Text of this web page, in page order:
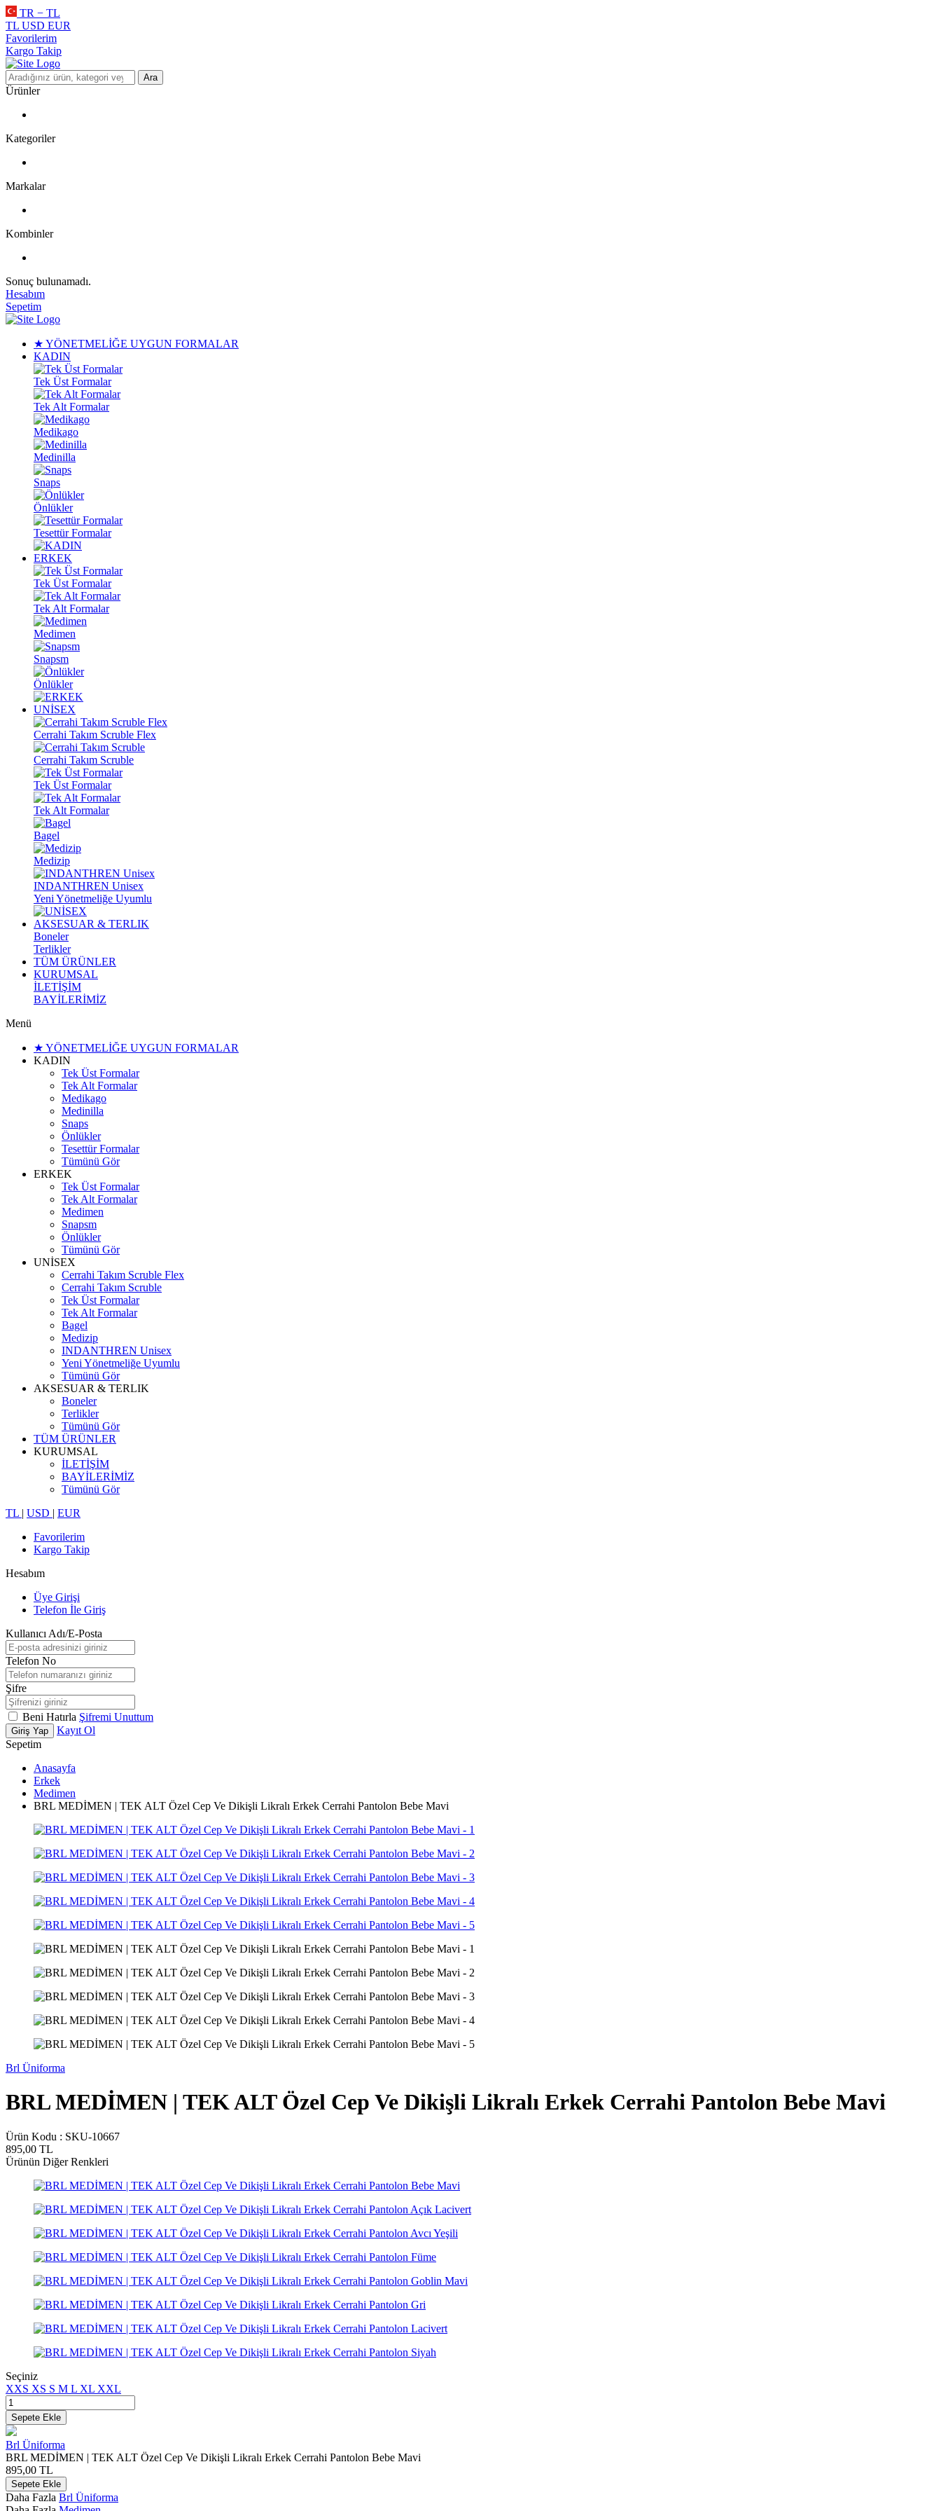
TR − TL
TL USD EUR
Favorilerim
Kargo Takip
Ara
Ürünler
Kategoriler
Markalar
Kombinler
Sonuç bulunamadı.
Hesabım
Sepetim
★ YÖNETMELİĞE UYGUN FORMALAR
KADIN
Tek Üst Formalar
Tek Alt Formalar
Medikago
Medinilla
Snaps
Önlükler
Tesettür Formalar
ERKEK
Tek Üst Formalar
Tek Alt Formalar
Medimen
Snapsm
Önlükler
UNİSEX
Cerrahi Takım Scruble Flex
Cerrahi Takım Scruble
Tek Üst Formalar
Tek Alt Formalar
Bagel
Medizip
INDANTHREN Unisex
Yeni Yönetmeliğe Uyumlu
AKSESUAR & TERLIK
Boneler
Terlikler
TÜM ÜRÜNLER
KURUMSAL
İLETİŞİM
BAYİLERİMİZ
Menü
★ YÖNETMELİĞE UYGUN FORMALAR
KADIN
Tek Üst Formalar
Tek Alt Formalar
Medikago
Medinilla
Snaps
Önlükler
Tesettür Formalar
Tümünü Gör
ERKEK
Tek Üst Formalar
Tek Alt Formalar
Medimen
Snapsm
Önlükler
Tümünü Gör
UNİSEX
Cerrahi Takım Scruble Flex
Cerrahi Takım Scruble
Tek Üst Formalar
Tek Alt Formalar
Bagel
Medizip
INDANTHREN Unisex
Yeni Yönetmeliğe Uyumlu
Tümünü Gör
AKSESUAR & TERLIK
Boneler
Terlikler
Tümünü Gör
TÜM ÜRÜNLER
KURUMSAL
İLETİŞİM
BAYİLERİMİZ
Tümünü Gör
TL | USD | EUR
Favorilerim
Kargo Takip
Hesabım
Üye Girişi
Telefon İle Giriş
Kullanıcı Adı/E-Posta
Telefon No
Şifre
Beni Hatırla Şifremi Unuttum
Giriş Yap
Kayıt Ol
Sepetim
Anasayfa
Erkek
Medimen
BRL MEDİMEN | TEK ALT Özel Cep Ve Dikişli Likralı Erkek Cerrahi Pantolon Bebe Mavi
Brl Üniforma
BRL MEDİMEN | TEK ALT Özel Cep Ve Dikişli Likralı Erkek Cerrahi Pantolon Bebe Mavi
Ürün Kodu : SKU-10667
895,00 TL
Ürünün Diğer Renkleri
Seçiniz
XXS XS S M L XL XXL
Sepete Ekle
Brl Üniforma
BRL MEDİMEN | TEK ALT Özel Cep Ve Dikişli Likralı Erkek Cerrahi Pantolon Bebe Mavi
895,00 TL
Sepete Ekle
Daha Fazla Brl Üniforma